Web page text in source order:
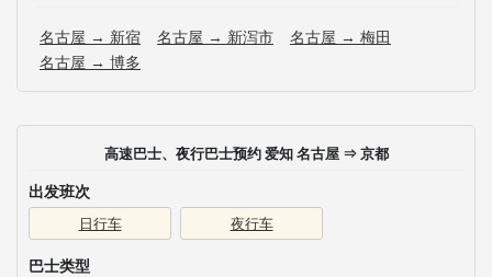
名古屋 → 新宿 名古屋 → 新泻市
名古屋 → 梅田
名古屋 → 博多
高速巴士、夜行巴士预约 爱知 名古屋 ⇒ 京都
出发班次
日行车 夜行车
巴士类型